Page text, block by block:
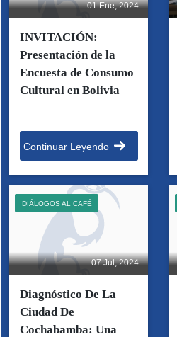
01 Ene, 2024
INVITACIÓN:
Presentación de la
Encuesta de Consumo
Cultural en Bolivia
Continuar Leyendo
07 Jul, 2024
DIÁLOGOS AL CAFÉ
Diagnóstico De La
Ciudad De
Cochabamba: Una